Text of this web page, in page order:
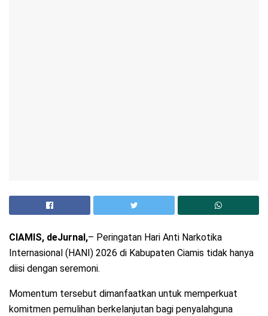
CIAMIS, deJurnal,– Peringatan Hari Anti Narkotika
Internasional (HANI) 2026 di Kabupaten Ciamis tidak hanya
diisi dengan seremoni.
Momentum tersebut dimanfaatkan untuk memperkuat
komitmen pemulihan berkelanjutan bagi penyalahguna